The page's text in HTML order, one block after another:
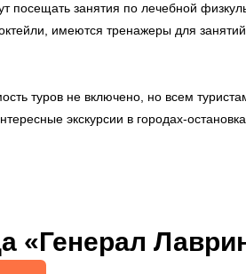
посещать занятия по лечебной
имеются тренажеры для занятий
туров не включено, но всем
экскурсии в городах-
«Генерал